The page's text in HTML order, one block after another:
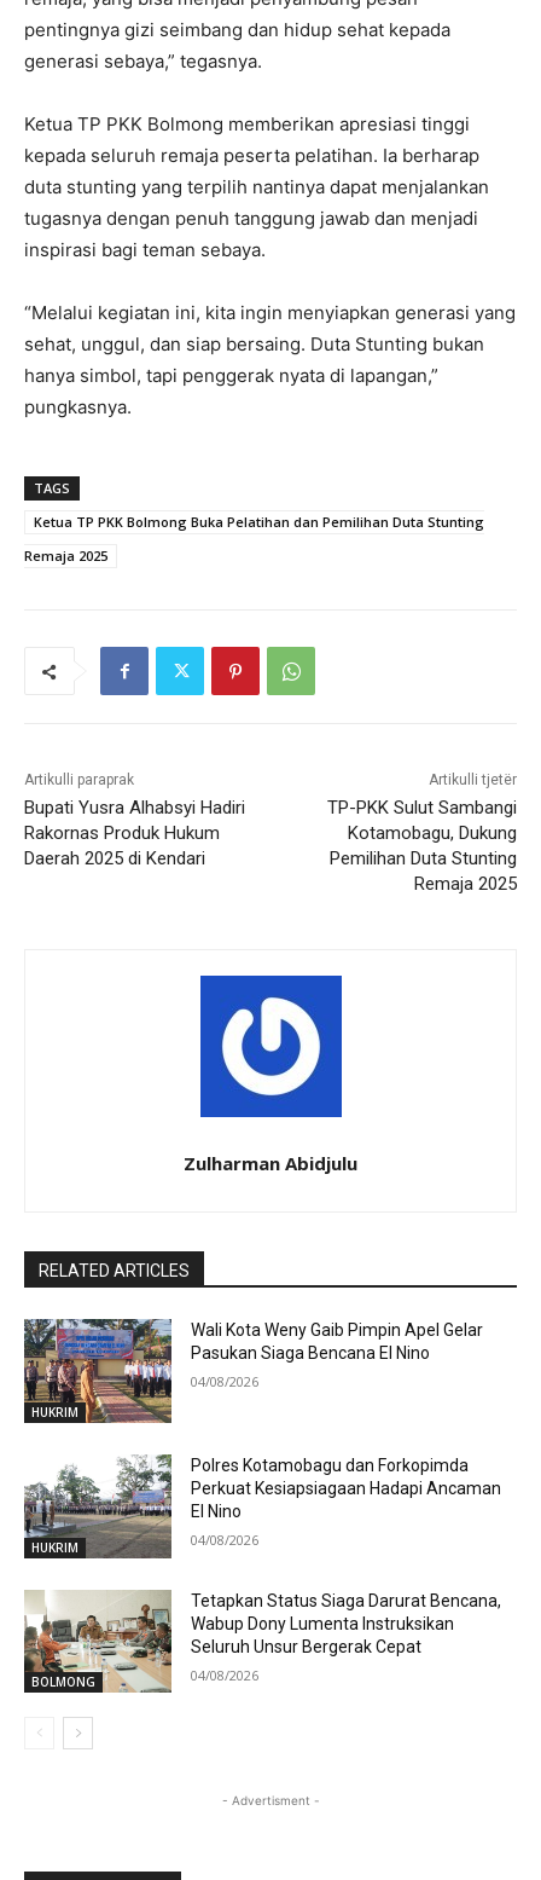
pentingnya gizi seimbang dan hidup sehat kepada
generasi sebaya,” tegasnya.
Ketua TP PKK Bolmong memberikan apresiasi tinggi
kepada seluruh remaja peserta pelatihan. Ia berharap
duta stunting yang terpilih nantinya dapat menjalankan
tugasnya dengan penuh tanggung jawab dan menjadi
inspirasi bagi teman sebaya.
“Melalui kegiatan ini, kita ingin menyiapkan generasi yang
sehat, unggul, dan siap bersaing. Duta Stunting bukan
hanya simbol, tapi penggerak nyata di lapangan,”
pungkasnya.
TAGS
Ketua TP PKK Bolmong Buka Pelatihan dan Pemilihan Duta Stunting
Remaja 2025
Artikulli paraprak
Bupati Yusra Alhabsyi Hadiri
Rakornas Produk Hukum
Daerah 2025 di Kendari
Artikulli tjetër
TP-PKK Sulut Sambangi
Kotamobagu, Dukung
Pemilihan Duta Stunting
Remaja 2025
Zulharman Abidjulu
RELATED ARTICLES
HUKRIM
Wali Kota Weny Gaib Pimpin Apel Gelar
Pasukan Siaga Bencana El Nino
04/08/2026
HUKRIM
Polres Kotamobagu dan Forkopimda
Perkuat Kesiapsiagaan Hadapi Ancaman
El Nino
04/08/2026
BOLMONG
Tetapkan Status Siaga Darurat Bencana,
Wabup Dony Lumenta Instruksikan
Seluruh Unsur Bergerak Cepat
04/08/2026
- Advertisment -